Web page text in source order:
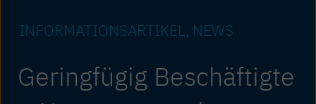
INFORMATIONS­ARTIKEL NEWS
Geringfügig Beschäftigte